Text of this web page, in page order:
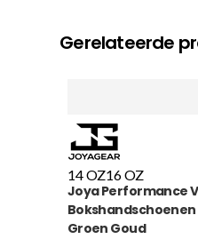
Gerelateerde
14 OZ16 OZ
Joya Performance
Bokshandschoenen
Groen Goud